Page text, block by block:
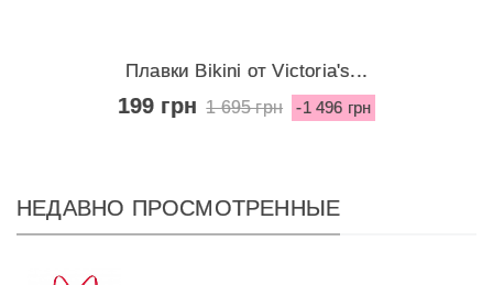
Плавки Bikini от Victoria's...
199 грн 1 695 грн -1 496 грн
НЕДАВНО ПРОСМОТРЕННЫЕ